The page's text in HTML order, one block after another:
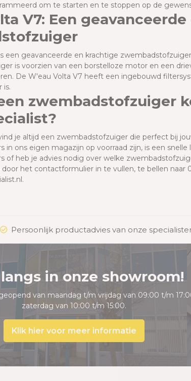
om te starten en te stoppen op de
V7: Een
een geavanceerde en krachtige
is voorzien van een borstelloze motor en een
De W'eau Volta V7 heeft een ingebouwd
is.
zwembadstofzuiger
je altijd een zwembadstofzuiger die perfect bij
in ons eigen magazijn op voorraad zijn, is een
of heb je advies nodig over welke
het contactformulier in te vullen, te bellen naar
Persoonlijk productadvies van onze
in onze showroom!
van maandag t/m vrijdag van 09:00 t/m
zaterdag van 10:00 t/m 15:00.
Klik hier voor meer informatie